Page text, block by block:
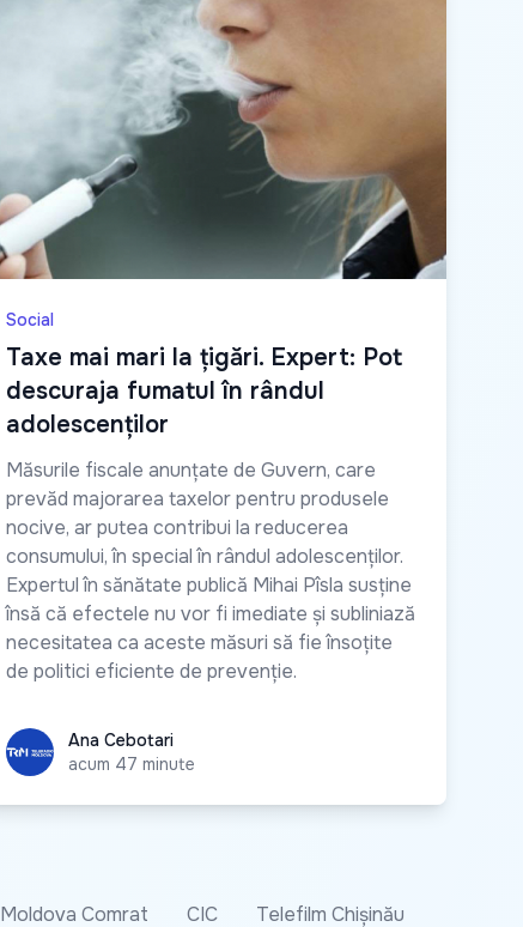
Social
Taxe mai mari la țigări. Expert: Pot
descuraja fumatul în rândul
adolescenților
Măsurile fiscale anunțate de Guvern, care
prevăd majorarea taxelor pentru produsele
nocive, ar putea contribui la reducerea
consumului, în special în rândul adolescenților.
Expertul în sănătate publică Mihai Pîsla susține
însă că efectele nu vor fi imediate și subliniază
necesitatea ca aceste măsuri să fie însoțite
de politici eficiente de prevenție.
Ana CebotariAna Cebotari
acum 47 minute
Comrat CIC Telefilm Chișinău